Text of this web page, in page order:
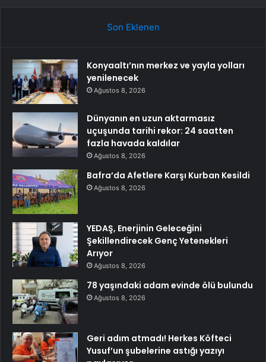
Son Eklenen
Konyaaltı’nın merkez ve yayla yolları
yenilenecek
Ağustos 8, 2026
Dünyanın en uzun aktarmasız
uçuşunda tarihi rekor: 24 saatten
fazla havada kaldılar
Ağustos 8, 2026
Bafra’da Afetlere Karşı Kurban Kesildi
Ağustos 8, 2026
YEDAŞ, Enerjinin Geleceğini
Şekillendirecek Genç Yetenekleri
Arıyor
Ağustos 8, 2026
78 yaşındaki adam evinde ölü bulundu
Ağustos 8, 2026
Geri adım atmadı! Herkes Köfteci
Yusuf’un şubelerine astığı yazıyı